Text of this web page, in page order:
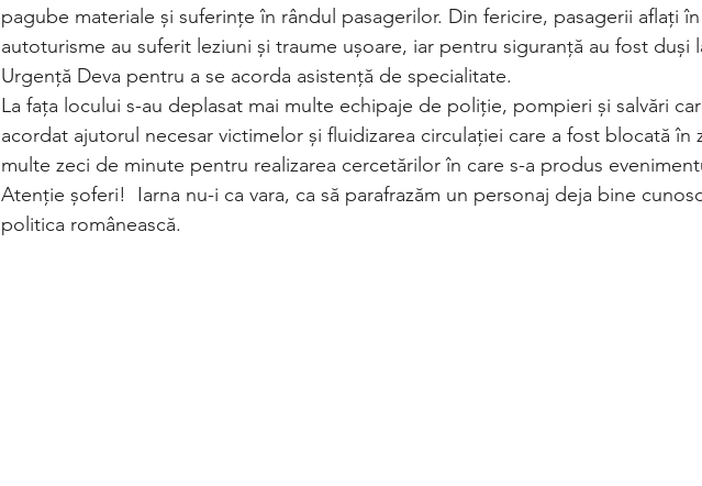
pagube materiale şi suferințe în rândul pasagerilor. Din fericire, pasagerii aflați
autoturisme au suferit leziuni şi traume ușoare, iar pentru siguranță au fost duși
Urgență Deva pentru a se acorda asistenţă de specialitate.
La fața locului s-au deplasat mai multe echipaje de poliţie, pompieri şi salvări
acordat ajutorul necesar victimelor şi fluidizarea circulaţiei care a fost blocată în
multe zeci de minute pentru realizarea cercetărilor în care s-a produs
Atenție șoferi!  Iarna nu-i ca vara, ca să parafrazăm un personaj deja bine
politica românească.